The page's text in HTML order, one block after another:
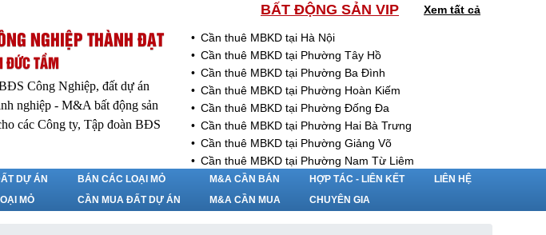
NGHIỆP THÀNH ĐẠT
ĐỨC TẦM
Công Nghiệp, đất dự án
nghiệp - M&A bất động sản
các Công ty, Tập đoàn BĐS
BẤT ĐỘNG SẢN VIP Xem tất cả
Cần thuê MBKD tại Hà Nội
Cần thuê MBKD tại Phường Tây Hồ
Cần thuê MBKD tại Phường Ba Đình
Cần thuê MBKD tại Phường Hoàn Kiếm
Cần thuê MBKD tại Phường Đống Đa
Cần thuê MBKD tại Phường Hai Bà Trưng
Cần thuê MBKD tại Phường Giảng Võ
Cần thuê MBKD tại Phường Nam Từ Liêm
Cần thuê MBKD tại Phường Cầu Giấy
Cần thuê MBKD tại Phường Thanh Xuân
Cần thuê MBKD tại Phường Long Biên
DỰ ÁN
MỎ
BÁN CÁC LOẠI MỎ
CẦN MUA ĐẤT DỰ ÁN
M&A CẦN BÁN
M&A CẦN MUA
HỢP TÁC - LIÊN KẾT
CHUYÊN GIA
LIÊN HỆ